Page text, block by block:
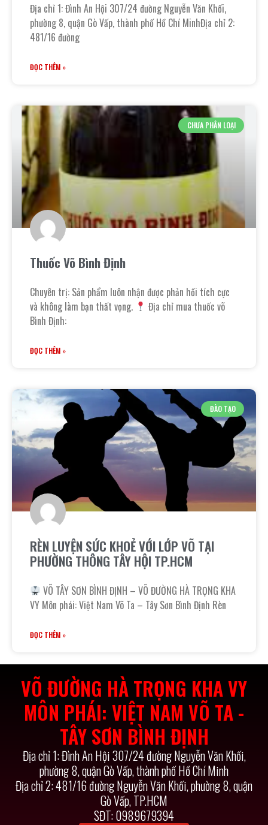
Địa chỉ 1: Đình An Hội 307/24 đường Nguyễn Văn Khối,
phường 8, quận Gò Vấp, thành phố Hồ Chí MinhĐịa chỉ 2:
481/16 đường
ĐỌC THÊM »
CHƯA PHÂN LOẠI
Thuốc Võ Bình Định
Chuyên trị: Sản phẩm luôn nhận được phản hồi tích cực
và không làm bạn thất vọng.
Địa chỉ mua thuốc võ
Bình Định:
ĐỌC THÊM »
ĐÀO TẠO
RÈN LUYỆN SỨC KHOẺ VỚI LỚP VÕ TẠI
PHƯỜNG THÔNG TÂY HỘI TP.HCM
VÕ TÂY SƠN BÌNH ĐỊNH – VÕ ĐƯỜNG HÀ TRỌNG KHA
VY Môn phái: Việt Nam Võ Ta – Tây Sơn Bình Định Rèn
ĐỌC THÊM »
VÕ ĐƯỜNG HÀ TRỌNG KHA VY
MÔN PHÁI: VIỆT NAM VÕ TA -
TÂY SƠN BÌNH ĐỊNH
Địa chỉ 1: Đình An Hội 307/24 đường Nguyễn Văn Khối,
phường 8, quận Gò Vấp, thành phố Hồ Chí Minh
Địa chỉ 2: 481/16 đường Nguyễn Văn Khối, phường 8, quận
Gò Vấp, TP.HCM
SĐT: 0989679394